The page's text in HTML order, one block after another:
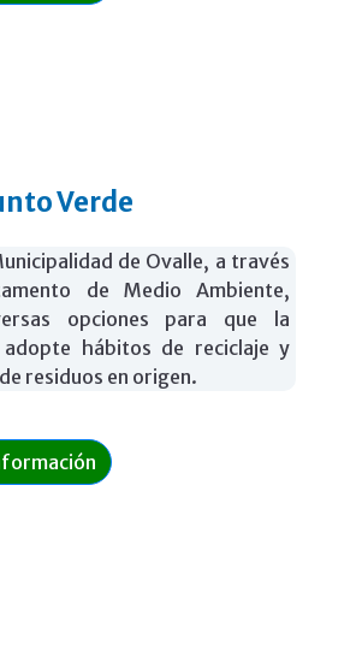
Verde
de Ovalle, a través
de Medio Ambiente,
opciones para que la
adopte hábitos de reciclaje y
residuos en origen.